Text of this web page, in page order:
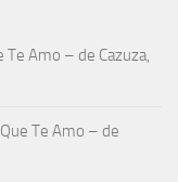
Amo – de Cazuza,
Te Amo – de